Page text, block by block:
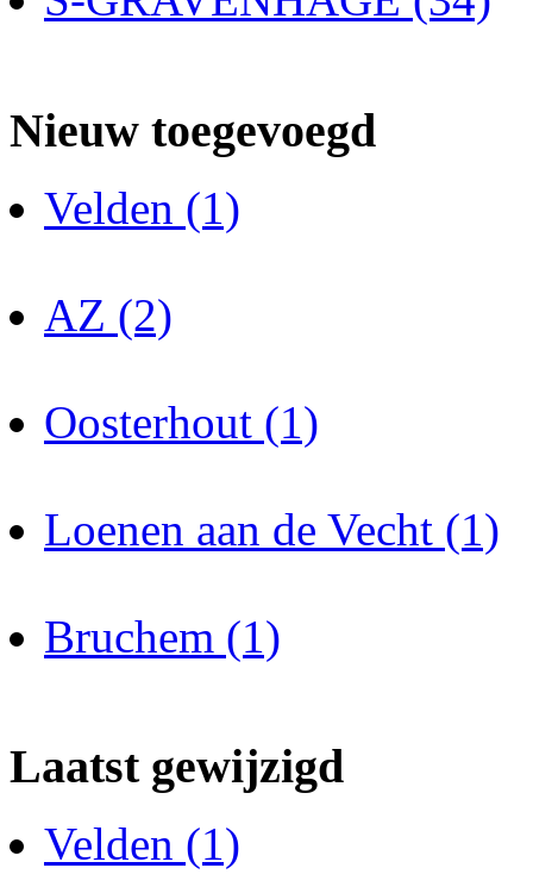
Nieuw toegevoegd
Velden (1)
AZ (2)
Oosterhout (1)
Loenen aan de Vecht (1)
Bruchem (1)
Laatst gewijzigd
Velden (1)